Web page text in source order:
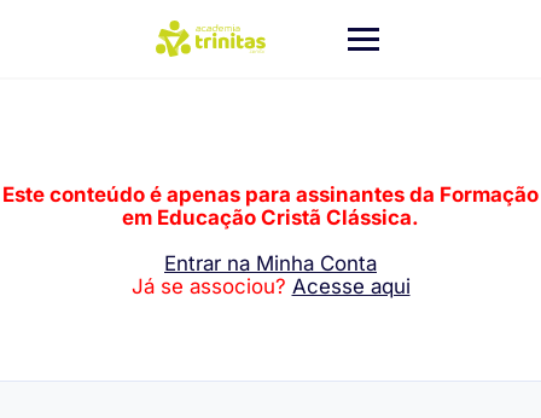
Este conteúdo é apenas para assinantes da Formação
em Educação Cristã Clássica.
Entrar na Minha Conta
Já se associou? Acesse aqui